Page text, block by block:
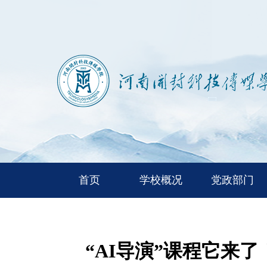
首页 学校概况 党政部门
“AI导演”课程它来